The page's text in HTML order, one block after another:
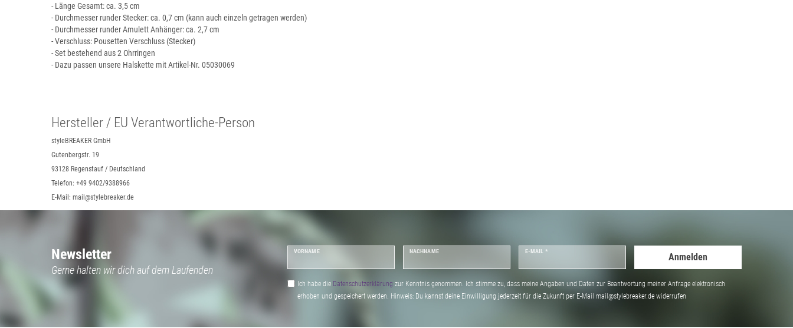
- Länge Gesamt: ca. 3,5 cm
- Durchmesser runder Stecker: ca. 0,7 cm (kann auch einzeln getragen werden)
- Durchmesser runder Amulett Anhänger: ca. 2,7 cm
- Verschluss: Pousetten Verschluss (Stecker)
- Set bestehend aus 2 Ohrringen
- Dazu passen unsere Halskette mit Artikel-Nr. 05030069
Hersteller / EU Verantwortliche-Person
styleBREAKER GmbH
Gutenbergstr. 19
93128 Regenstauf / Deutschland
Telefon: +49 9402/9388966
E-Mail: mail@stylebreaker.de
Newsletter
Gerne halten wir dich auf dem Laufenden
VORNAME NACHNAME E-MAIL *
Anmelden
Ich habe die Daten­schutz­erklärung zur Kenntnis genommen. Ich stimme zu, dass meine Angaben und Daten zur Beantwortung meiner Anfrage elektronisch
erhoben und gespeichert werden. Hinweis: Du kannst deine Einwilligung jederzeit für die Zukunft per E-Mail mail@stylebreaker.de widerrufen